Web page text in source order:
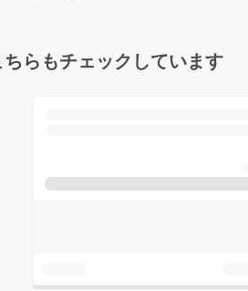
らもチェックしています